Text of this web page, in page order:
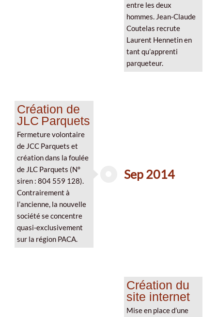
entre les deux
hommes. Jean-Claude
Coutelas recrute
Laurent Hennetin en
tant qu’apprenti
parqueteur.
Création de
JLC Parquets
Fermeture volontaire
de JCC Parquets et
création dans la foulée
de JLC Parquets (N°
siren : 804 559 128).
Contrairement à
l’ancienne, la nouvelle
société se concentre
quasi-exclusivement
sur la région PACA.
Sep 2014
Création du
site internet
Mise en place d’une